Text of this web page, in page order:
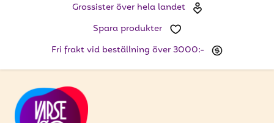
Grossister över hela landet
Spara produkter
Fri frakt vid beställning över 3000:-